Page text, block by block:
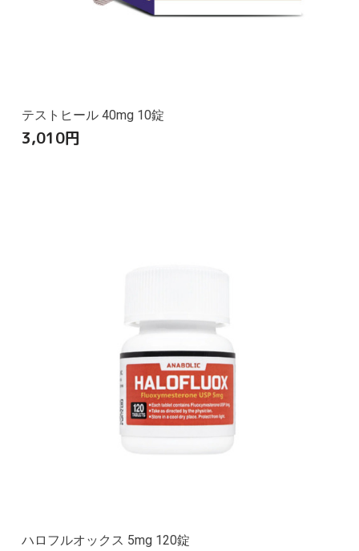
テストヒール 40mg 10錠
3,010円
ハロフルオックス 5mg 120錠